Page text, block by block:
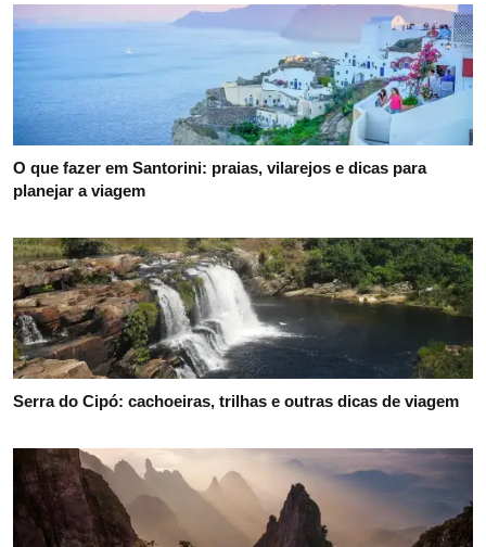
O que fazer em Santorini: praias, vilarejos e dicas para
planejar a viagem
Serra do Cipó: cachoeiras, trilhas e outras dicas de viagem